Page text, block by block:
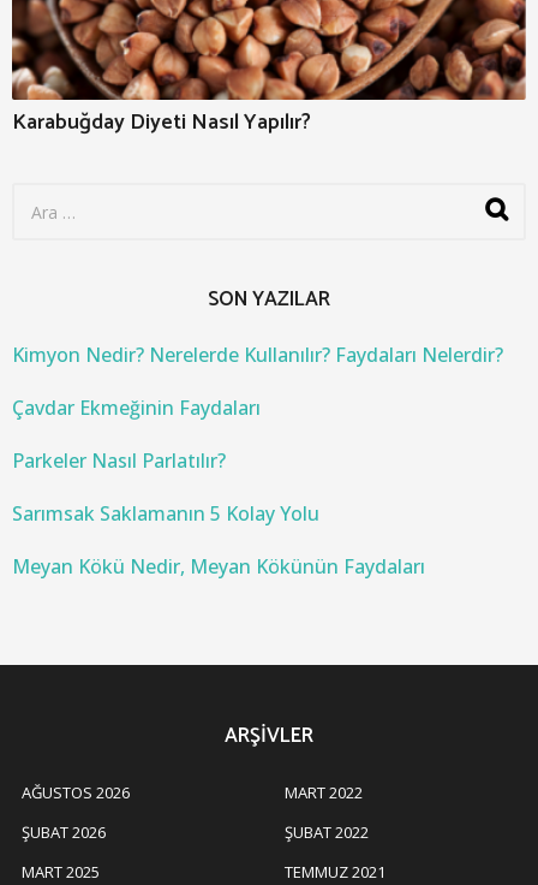
Karabuğday Diyeti Nasıl Yapılır?
o
:
SON YAZILAR
Kimyon Nedir? Nerelerde Kullanılır? Faydaları Nelerdir?
Çavdar Ekmeğinin Faydaları
Parkeler Nasıl Parlatılır?
Sarımsak Saklamanın 5 Kolay Yolu
Meyan Kökü Nedir, Meyan Kökünün Faydaları
ARŞIVLER
AĞUSTOS 2026
ŞUBAT 2026
MART 2025
MART 2022
ŞUBAT 2022
TEMMUZ 2021